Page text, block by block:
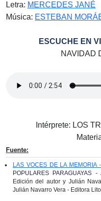
Letra: MERCEDES JANÉ
Música: ESTEBAN
ESCUCHE EN
NAVIDAD
Intérprete: LOS
Fuente:
LAS VOCES DE LA MEMORIA -
POPULARES PARAGUAYAS
Edición del autor y Julián
Julián Navarro Vera - Editora